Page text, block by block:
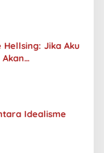
Jika Aku
Idealisme